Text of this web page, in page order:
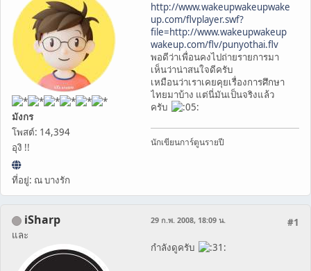
มังกร
โพสต์: 14,394
อุงิ !!
ที่อยู่: ณ บางรัก
http://www.wakeupwakeupwake
up.com/flvplayer.swf?
file=http://www.wakeupwakeup
wakeup.com/flv/punyothai.flv
พอดีว่าเพื่อนคงไปถ่ายรายการมา
เห็นว่าน่าสนใจดีครับ
เหมือนว่าเราเคยคุยเรื่องการศึกษา
ไทยมาบ้าง แต่นี่มันเป็นจริงแล้ว
ครับ
นักเขียนการ์ตูนรายปี
iSharp
และ
#1
29 ก.พ. 2008, 18:09 น.
กำลังดูครับ